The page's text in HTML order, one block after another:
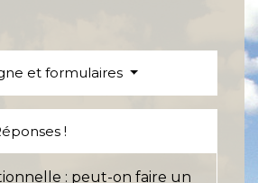
et formulaires
!
: peut-on faire un